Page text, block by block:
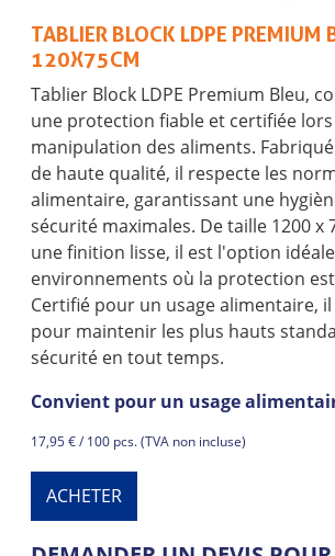
TABLIER BLOCK LDPE PREMIUM
120X75CM
Tablier Block LDPE Premium Bleu,
une protection fiable et certifiée lors
manipulation des aliments. Fabriqué
de haute qualité, il respecte les
alimentaire, garantissant une
sécurité maximales. De taille 1200 x
une finition lisse, il est l'option
environnements où la protection
Certifié pour un usage alimentaire,
pour maintenir les plus hauts
sécurité en tout temps.
Convient pour un usage
17,95 € / 100 pcs. (TVA non incluse)
ACHETER